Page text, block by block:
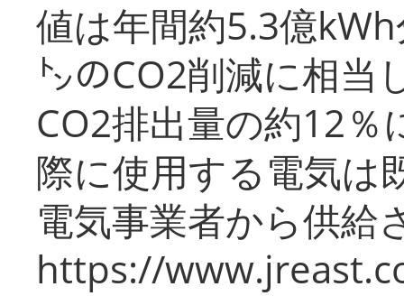
値は年間約5.3億
㌧のCO2削減に相当
CO2排出量の約12％
際に使用する電気は
電気事業者から供給
https://